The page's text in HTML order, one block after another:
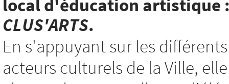
CLUS'ARTS.
En s'appuyant sur les différents
acteurs culturels de la Ville,